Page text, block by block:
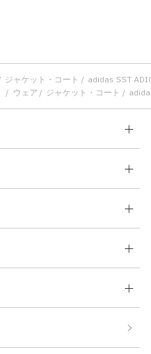
ジャケット・コート
adidas SST
ウェア ジャケット・コート